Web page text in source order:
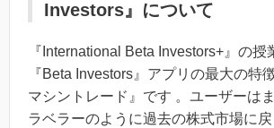
Investors』について
『International Beta Investors+』の授
『Beta Investors』アプリの最大の特
マシントレード』です 。ユーザーは
ラベラーのように過去の株式市場に